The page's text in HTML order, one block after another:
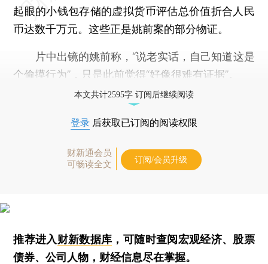
起眼的小钱包存储的虚拟货币评估总价值折合人民
币达数千万元。这些正是姚前案的部分物证。
片中出镜的姚前称，“说老实话，自己知道这是
个偷摸行为”，只是此前觉得“好像很难有证据”。
本文共计2595字 订阅后继续阅读
登录 后获取已订阅的阅读权限
财新通会员
可畅读全文
订阅/会员升级
推荐进入财新数据库 ，可随时查阅宏观经济、股票
债券、公司人物，财经信息尽在掌握。